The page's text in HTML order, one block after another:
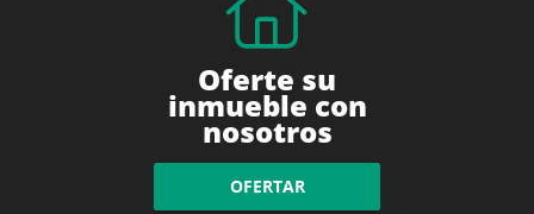
Oferte su
inmueble con
nosotros
OFERTAR